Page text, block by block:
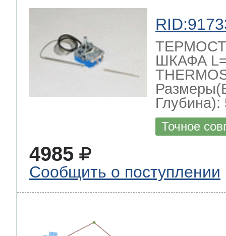
ШКАФА
Глубина):
Точное
4985
Сообщить о поступлении